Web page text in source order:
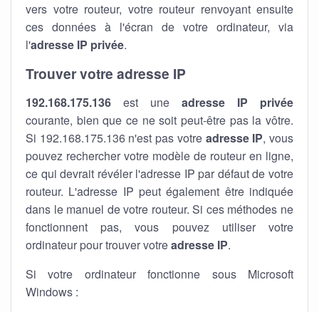
vers votre routeur, votre routeur renvoyant ensuite
ces données à l'écran de votre ordinateur, via
l'adresse IP privée.
Trouver votre adresse IP
192.168.175.136 est une adresse IP privée
courante, bien que ce ne soit peut-être pas la vôtre.
Si 192.168.175.136 n'est pas votre adresse IP, vous
pouvez rechercher votre modèle de routeur en ligne,
ce qui devrait révéler l'adresse IP par défaut de votre
routeur. L'adresse IP peut également être indiquée
dans le manuel de votre routeur. Si ces méthodes ne
fonctionnent pas, vous pouvez utiliser votre
ordinateur pour trouver votreadresse IP.
Si votre ordinateur fonctionne sous Microsoft
Windows :